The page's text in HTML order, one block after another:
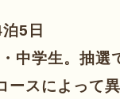
5日
中学生。抽選
スによって異